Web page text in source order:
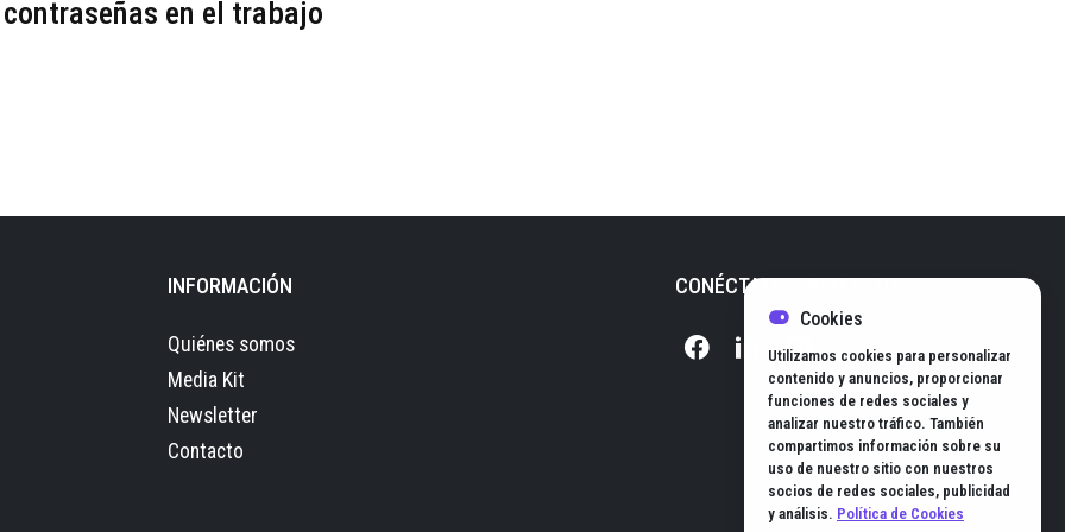
en el trabajo
INFORMACIÓN
Quiénes somos
Media Kit
Newsletter
Contacto
CONÉCTATE CON NOSOTROS
Cookies
Utilizamos cookies para personalizar
contenido y anuncios, proporcionar
funciones de redes sociales y
analizar nuestro tráfico. También
compartimos información sobre su
uso de nuestro sitio con nuestros
socios de redes sociales, publicidad
y análisis. Política de Cookies